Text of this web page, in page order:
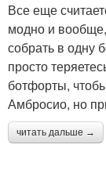
Все еще
модно и
собрать в одну
просто
ботфорты,
Амбросио, но
читать дальше →